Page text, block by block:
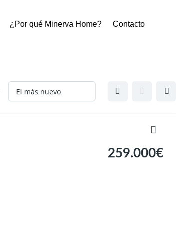
¿Por qué Minerva Home? Contacto
259.000€